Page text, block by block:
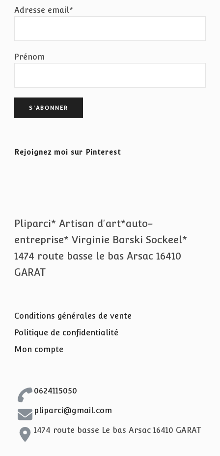
Adresse email*
Prénom
Rejoignez moi sur Pinterest
Pliparci* Artisan d'art*auto-
entreprise* Virginie Barski Sockeel*
1474 route basse le bas Arsac 16410
GARAT
Conditions générales de vente
Politique de confidentialité
Mon compte
0624115050
pliparci@gmail.com
1474 route basse Le bas Arsac 16410 GARAT